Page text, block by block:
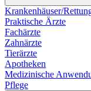
Krankenhäuser/
Praktische Ärzte
Fachärzte
Zahnärzte
Tierärzte
Apotheken
Medizinische
Pflege